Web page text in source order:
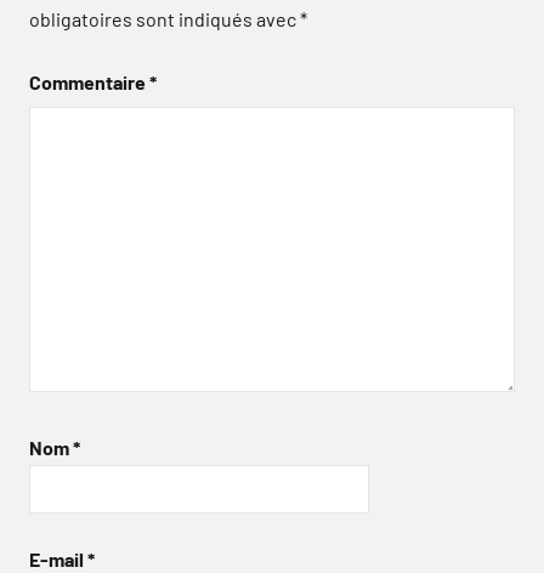
obligatoires sont indiqués avec*
Commentaire*
Nom*
E-mail *